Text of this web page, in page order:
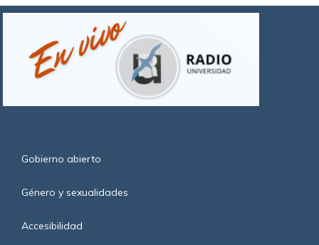
Gobierno abierto
Género y sexualidades
Accesibilidad